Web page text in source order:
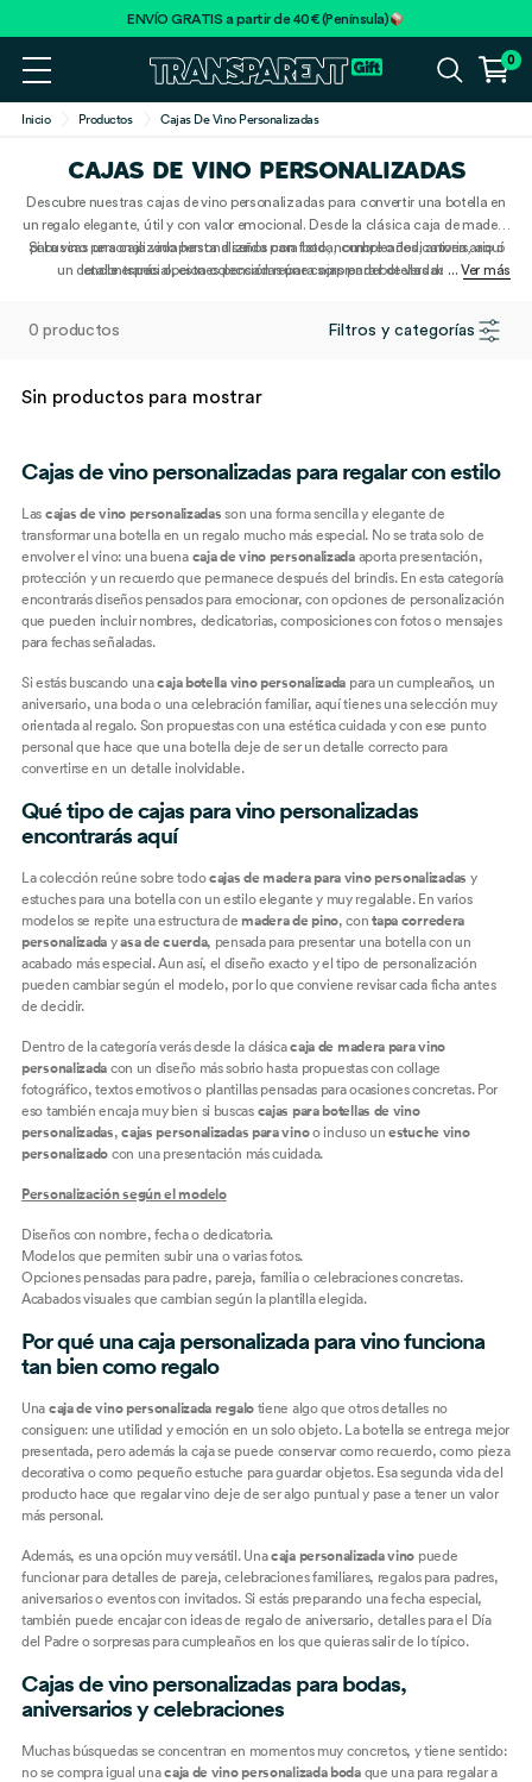
ENVÍO GRATIS a partir de 40€ (Península)
0
Inicio Productos Cajas De Vino Personalizadas
CAJAS DE VINO PERSONALIZADAS
... Ver más
Descubre nuestras cajas de vino personalizadas para convertir una botella en
un regalo elegante, útil y con valor emocional. Desde la clásica caja de madera
para vino personalizada hasta diseños con foto, nombre o dedicatoria, aquí
encontrarás opciones pensadas para sorprender de verdad.
Si buscas una caja vino personalizada para boda, cumpleaños, aniversario o
un detalle especial, esta colección reúne cajas para botellas de vino
0 productos Filtros y categorías
Sin productos para mostrar
Cajas de vino personalizadas para regalar con estilo
Las cajas de vino personalizadas son una forma sencilla y elegante de
transformar una botella en un regalo mucho más especial. No se trata solo de
envolver el vino: una buena caja de vino personalizadaaporta presentación,
protección y un recuerdo que permanece después del brindis. En esta categoría
encontrarás diseños pensados para emocionar, con opciones de personalización
que pueden incluir nombres, dedicatorias, composiciones con fotos o mensajes
para fechas señaladas.
Si estás buscando unacaja botella vino personalizada para un cumpleaños, un
aniversario, una boda o una celebración familiar, aquí tienes una selección muy
orientada al regalo. Son propuestas con una estética cuidada y con ese punto
personal que hace que una botella deje de ser un detalle correcto para
convertirse en un detalle inolvidable.
Qué tipo de cajas para vino personalizadas
encontrarás aquí
La colección reúne sobre todocajas de madera para vino personalizadas y
estuches para una botella con un estilo elegante y muy regalable. En varios
modelos se repite una estructura de madera de pino, contapa corredera
personalizada yasa de cuerda, pensada para presentar una botella con un
acabado más especial. Aun así, el diseño exacto y el tipo de personalización
pueden cambiar según el modelo, por lo que conviene revisar cada ficha antes
de decidir.
Dentro de la categoría verás desde la clásicacaja de madera para vino
personalizada con un diseño más sobrio hasta propuestas con collage
fotográfico, textos emotivos o plantillas pensadas para ocasiones concretas. Por
eso también encaja muy bien si buscas cajas para botellas de vino
personalizadas,cajas personalizadas para vinoo incluso unestuche vino
personalizado con una presentación más cuidada.
Personalización según el modelo
Diseños con nombre, fecha o dedicatoria.
Modelos que permiten subir una o varias fotos.
Opciones pensadas para padre, pareja, familia o celebraciones concretas.
Acabados visuales que cambian según la plantilla elegida.
Por qué una caja personalizada para vino funciona
tan bien como regalo
Una caja de vino personalizada regalotiene algo que otros detalles no
consiguen: une utilidad y emoción en un solo objeto. La botella se entrega mejor
presentada, pero además la caja se puede conservar como recuerdo, como pieza
decorativa o como pequeño estuche para guardar objetos. Esa segunda vida del
producto hace que regalar vino deje de ser algo puntual y pase a tener un valor
más personal.
Además, es una opción muy versátil. Unacaja personalizada vino puede
funcionar para detalles de pareja, celebraciones familiares, regalos para padres,
aniversarios o eventos con invitados. Si estás preparando una fecha especial,
también puede encajar con ideas de regalo de aniversario, detalles parael Día
del Padre o sorpresas paracumpleañosen los que quieras salir de lo típico.
Cajas de vino personalizadas para bodas,
aniversarios y celebraciones
Muchas búsquedas se concentran en momentos muy concretos, y tiene sentido:
no se compra igual unacaja de vino personalizada bodaque una para regalar a